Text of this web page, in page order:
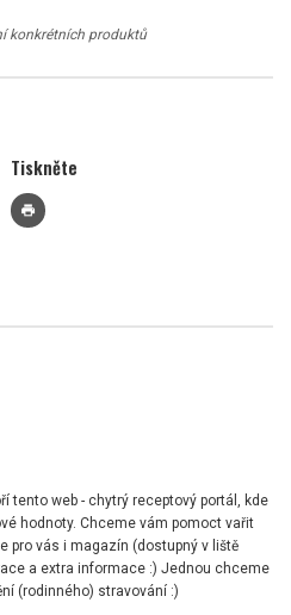
konkrétních produktů
Tiskněte
print
tento web - chytrý receptový portál, kde
hodnoty. Chceme vám pomoct vařit
pro vás i magazín (dostupný v liště
a extra informace :) Jednou chceme
(rodinného) stravování :)